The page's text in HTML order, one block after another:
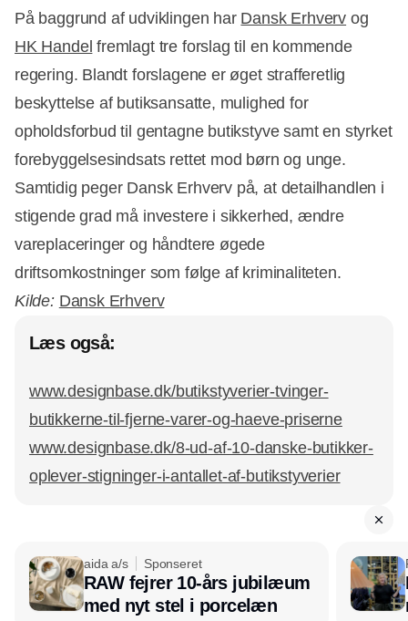
På baggrund af udviklingen har Dansk Erhverv og
HK Handel fremlagt tre forslag til en kommende
regering. Blandt forslagene er øget strafferetlig
beskyttelse af butiksansatte, mulighed for
opholdsforbud til gentagne butikstyve samt en styrket
forebyggelsesindsats rettet mod børn og unge.
Samtidig peger Dansk Erhverv på, at detailhandlen i
stigende grad må investere i sikkerhed, ændre
vareplaceringer og håndtere øgede
driftsomkostninger som følge af kriminaliteten.
Kilde: Dansk Erhverv
Læs også:
www.designbase.dk/butikstyverier-tvinger-
butikkerne-til-fjerne-varer-og-haeve-priserne
www.designbase.dk/8-ud-af-10-danske-butikker-
oplever-stigninger-i-antallet-af-butikstyverier
aida a/s Sponseret
RAW fejrer 10-års jubilæum
med nyt stel i porcelæn